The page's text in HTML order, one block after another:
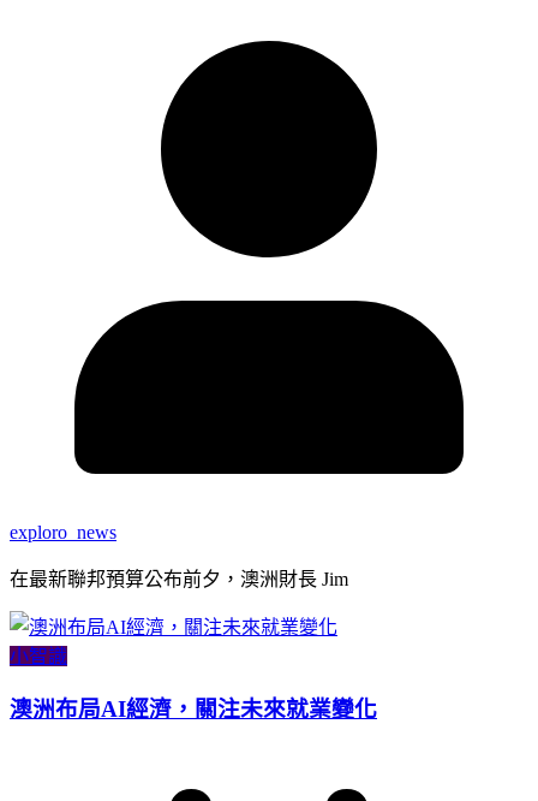
exploro_news
在最新聯邦預算公布前夕，澳洲財長 Jim
小智識
澳洲布局AI經濟，關注未來就業變化